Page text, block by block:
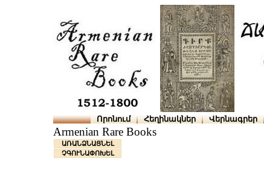
Որոնում Հեղինակներ Վերնագրեր
Armenian Rare Books
ԱՌԱՆՁՆԱՑՆԵԼ
ՉԳՈՒՆԱՓՈԽԵԼ